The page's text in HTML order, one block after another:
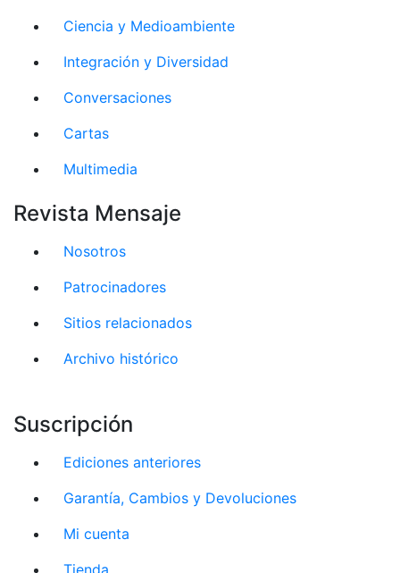
Ciencia y Medioambiente
Integración y Diversidad
Conversaciones
Cartas
Multimedia
Revista Mensaje
Nosotros
Patrocinadores
Sitios relacionados
Archivo histórico
Suscripción
Ediciones anteriores
Garantía, Cambios y Devoluciones
Mi cuenta
Tienda